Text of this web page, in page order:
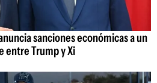
sanciones económicas a un
entre Trump y Xi